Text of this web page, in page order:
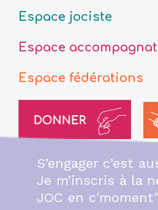
Espace jociste
Espace
Espace fédérations
S’engager c’est
Je m’inscris à la
JOC en c'moment"